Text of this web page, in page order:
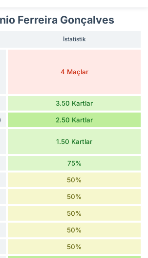
Ferreira Gonçalves
İstatistik
4 Maçlar
3.50 Kartlar
2.50 Kartlar
1.50 Kartlar
75%
50%
50%
50%
50%
50%